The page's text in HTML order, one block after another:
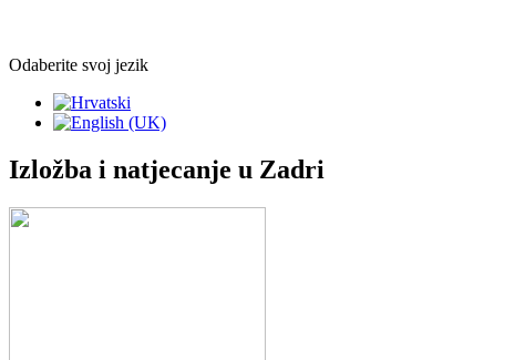
Odaberite svoj jezik
Izložba i natjecanje u Zadri